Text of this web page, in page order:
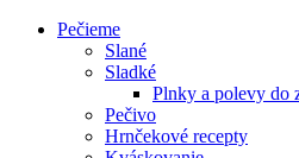
Pečieme
Slané
Sladké
Plnky a polevy do
Pečivo
Hrnčekové recepty